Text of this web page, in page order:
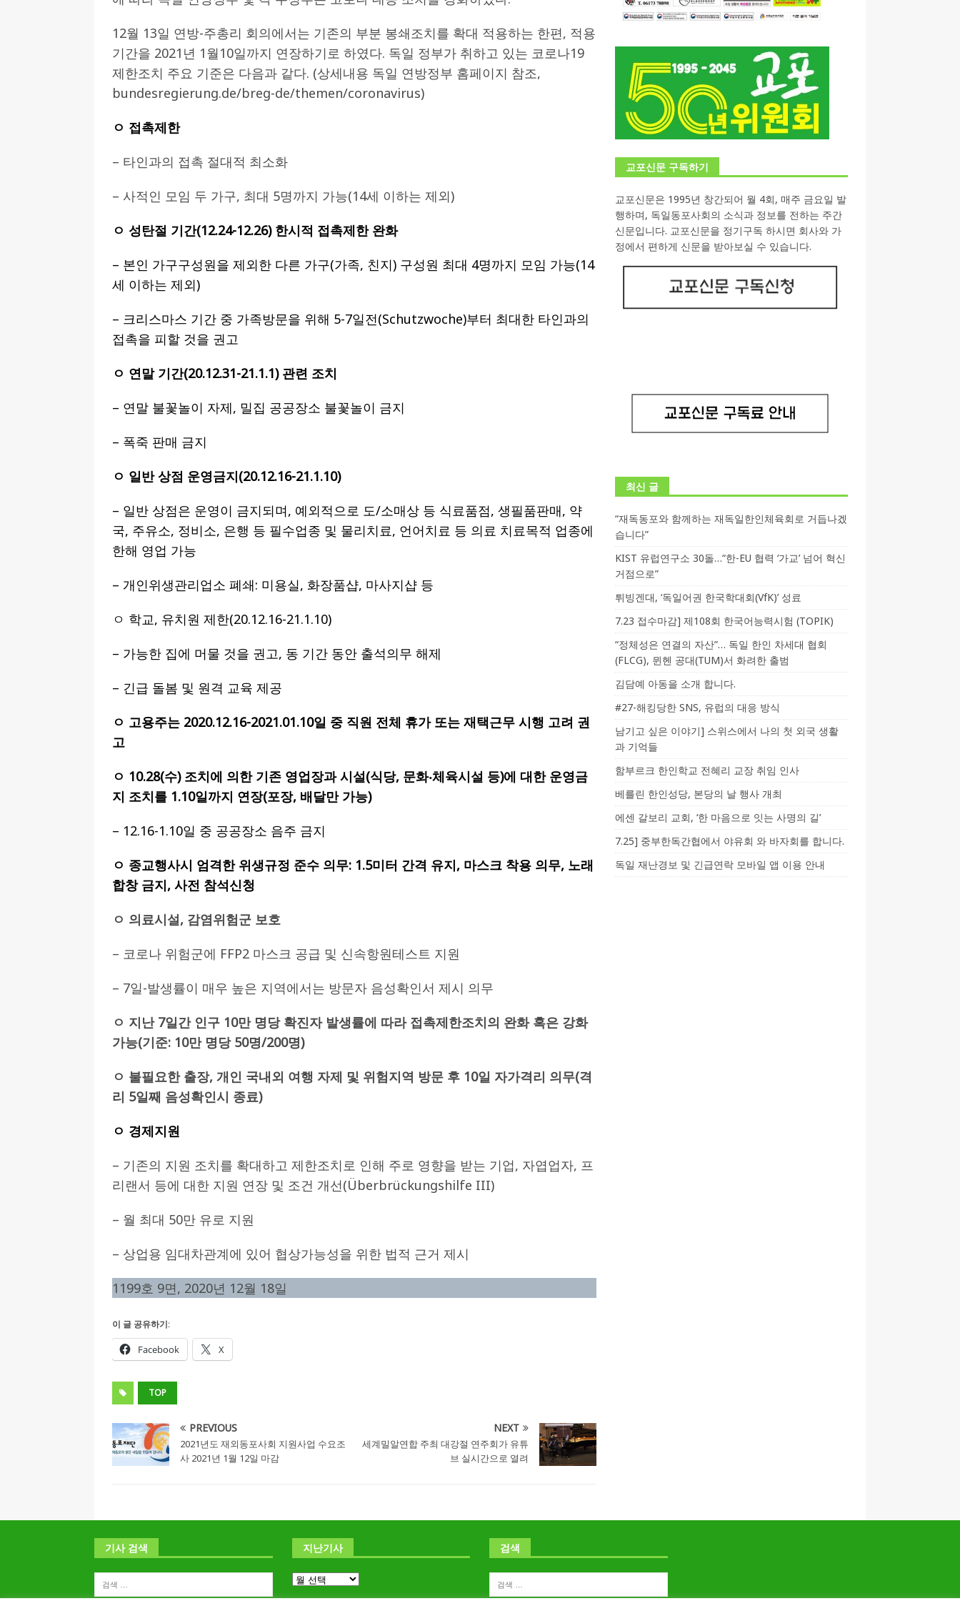
[ 2026-07-20 ]
7.23 접수마감] 제108회 한국어능력시험 (TOPIK)
게시판 / 행사 / 알림
[ 2026-07-20 ] “정체성은 연결의 자산”… 독일 한인 차세대 협회(FLCG), 뮌헨 공대(TUM)서 화려한 출범
인소식
[ 2026-07-20 ]
12월 13일 연방-주총리 회의에서는 기존의 부분 봉쇄조치를 확대 적용하는 한편, 적용
기간을 2021년 1월10일까지 연장하기로 하였다. 독일 정부가 취하고 있는 코로나19
제한조치 주요 기준은 다음과 같다. (상세내용 독일 연방정부 홈페이지 참조,
bundesregierung.de/breg-de/themen/coronavirus)
ㅇ 접촉제한
– 타인과의 접촉 절대적 최소화
– 사적인 모임 두 가구, 최대 5명까지 가능(14세 이하는 제외)
ㅇ 성탄절 기간(12.24-12.26) 한시적 접촉제한 완화
– 본인 가구구성원을 제외한 다른 가구(가족, 친지) 구성원 최대 4명까지 모임 가능(14
세 이하는 제외)
– 크리스마스 기간 중 가족방문을 위해 5-7일전(Schutzwoche)부터 최대한 타인과의
접촉을 피할 것을 권고
ㅇ 연말 기간(20.12.31-21.1.1) 관련 조치
– 연말 불꽃놀이 자제, 밀집 공공장소 불꽃놀이 금지
– 폭죽 판매 금지
ㅇ 일반 상점 운영금지(20.12.16-21.1.10)
– 일반 상점은 운영이 금지되며, 예외적으로 도/소매상 등 식료품점, 생필품판매, 약
국, 주유소, 정비소, 은행 등 필수업종 및 물리치료, 언어치료 등 의료 치료목적 업종에
한해 영업 가능
– 개인위생관리업소 폐쇄: 미용실, 화장품샵, 마사지샵 등
ㅇ 학교, 유치원 제한(20.12.16-21.1.10)
– 가능한 집에 머물 것을 권고, 동 기간 동안 출석의무 해제
– 긴급 돌봄 및 원격 교육 제공
ㅇ 고용주는 2020.12.16-2021.01.10일 중 직원 전체 휴가 또는 재택근무 시행 고려 권
고
ㅇ 10.28(수) 조치에 의한 기존 영업장과 시설(식당, 문화‧체육시설 등)에 대한 운영금
지 조치를 1.10일까지 연장(포장, 배달만 가능)
– 12.16-1.10일 중 공공장소 음주 금지
ㅇ 종교행사시 엄격한 위생규정 준수 의무: 1.5미터 간격 유지, 마스크 착용 의무, 노래
합창 금지, 사전 참석신청
ㅇ 의료시설, 감염위험군 보호
– 코로나 위험군에 FFP2 마스크 공급 및 신속항원테스트 지원
– 7일-발생률이 매우 높은 지역에서는 방문자 음성확인서 제시 의무
ㅇ 지난 7일간 인구 10만 명당 확진자 발생률에 따라 접촉제한조치의 완화 혹은 강화
가능(기준: 10만 명당 50명/200명)
ㅇ 불필요한 출장, 개인 국내외 여행 자제 및 위험지역 방문 후 10일 자가격리 의무(격
리 5일째 음성확인시 종료)
ㅇ 경제지원
– 기존의 지원 조치를 확대하고 제한조치로 인해 주로 영향을 받는 기업, 자엽업자, 프
리랜서 등에 대한 지원 연장 및 조건 개선(Überbrückungshilfe III)
– 월 최대 50만 유로 지원
– 상업용 임대차관계에 있어 협상가능성을 위한 법적 근거 제시
1199호 9면, 2020년 12월 18일
이 글 공유하기:
Facebook X
TOP
PREVIOUS
2021년도 재외동포사회 지원사업 수요조
사 2021년 1월 12일 마감
NEXT
세계밀알연합 주최 대강절 연주회가 유튜
브 실시간으로 열려
교포신문 구독하기
교포신문은 1995년 창간되어 월 4회, 매주 금요일 발
행하며, 독일동포사회의 소식과 정보를 전하는 주간
신문입니다. 교포신문을 정기구독 하시면 회사와 가
정에서 편하게 신문을 받아보실 수 있습니다.
최신 글
“재독동포와 함께하는 재독일한인체육회로 거듭나겠
습니다”
KIST 유럽연구소 30돌…“한-EU 협력 ‘가교’ 넘어 혁신
거점으로”
튀빙겐대, ‘독일어권 한국학대회(VfK)’ 성료
7.23 접수마감] 제108회 한국어능력시험 (TOPIK)
“정체성은 연결의 자산”… 독일 한인 차세대 협회
(FLCG), 뮌헨 공대(TUM)서 화려한 출범
김담예 아동을 소개 합니다.
#27-해킹당한 SNS, 유럽의 대응 방식
남기고 싶은 이야기] 스위스에서 나의 첫 외국 생활
과 기억들
함부르크 한인학교 전혜리 교장 취임 인사
베를린 한인성당, 본당의 날 행사 개최
에센 갈보리 교회, ‘한 마음으로 잇는 사명의 길’
7.25] 중부한독간협에서 야유회 와 바자회를 합니다.
독일 재난경보 및 긴급연락 모바일 앱 이용 안내
기사 검색 지난기사 검색